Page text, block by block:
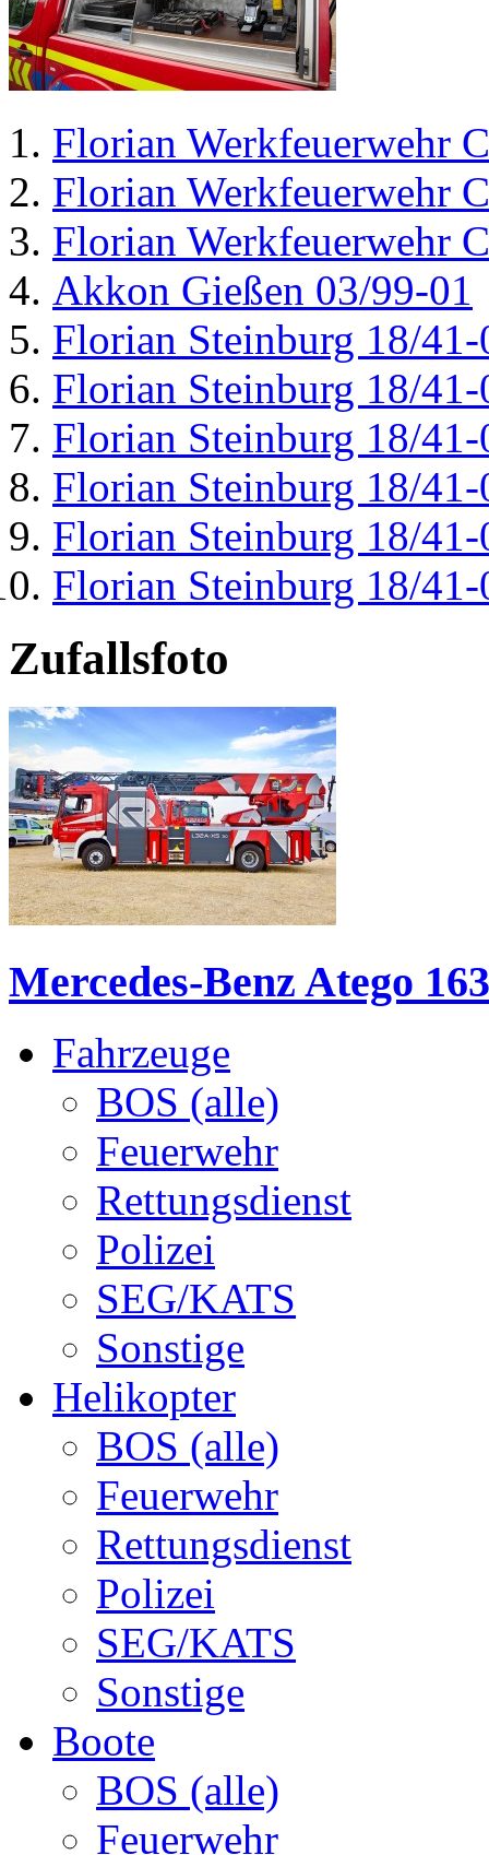
Florian Werkfeuerwehr
Florian Werkfeuerwehr
Florian Werkfeuerwehr
Akkon Gießen 03/99-01
Florian Steinburg 18/41-
Florian Steinburg 18/41-
Florian Steinburg 18/41-
Florian Steinburg 18/41-
Florian Steinburg 18/41-
Florian Steinburg 18/41-
Zufallsfoto
Mercedes-Benz Atego
Fahrzeuge
BOS (alle)
Feuerwehr
Rettungsdienst
Polizei
SEG/KATS
Sonstige
Helikopter
BOS (alle)
Feuerwehr
Rettungsdienst
Polizei
SEG/KATS
Sonstige
Boote
BOS (alle)
Feuerwehr